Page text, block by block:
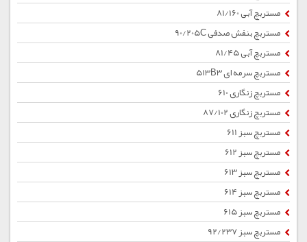
مستربچ آبی 81/160
مستربچ بنفش صدفی 90/205C
مستربچ آبی 81/45
مستربچ سرمه ای 513B3
مستربچ زنگاری 610
مستربچ زنگاری 87/102
مستربچ سبز 611
مستربچ سبز 612
مستربچ سبز 613
مستربچ سبز 614
مستربچ سبز 615
مستربچ سبز 92/237